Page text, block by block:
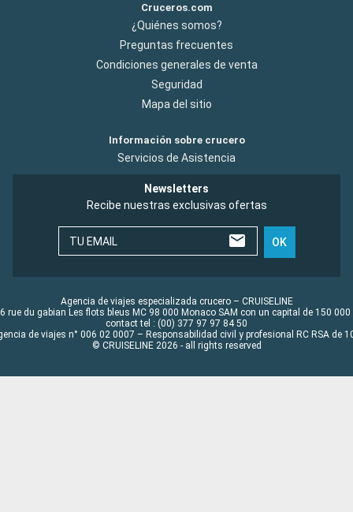
Cruceros.com
¿Quiénes somos?
Preguntas frecuentes
Condiciones generales de venta
Seguridad
Mapa del sitio
Información sobre crucero
Servicios de Asistencia
Newsletters
Recibe nuestras exclusivas ofertas
TU EMAIL OK
Agencia de viajes especializada crucero – CRUISELINE
rue du gabian Les flots bleus MC 98 000 Monaco SAM con un capital de 150 000
contact tel : (00) 377 97 97 84 50
de viajes n° 006 02 0007 – Responsabilidad civil y profesional RC RSA de
© CRUISELINE 2026 - all rights reserved